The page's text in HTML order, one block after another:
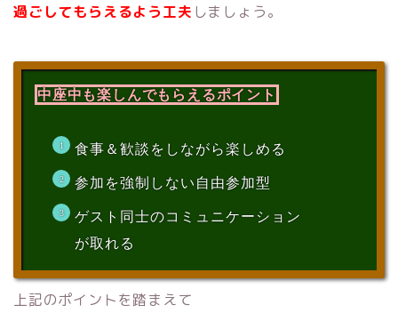
過ごしてもらえるよう工夫 しましょう。
中座中も楽しんでもらえるポイント
食事＆歓談をしながら楽しめる
参加を強制しない自由参加型
ゲスト同士のコミュニケーション
が取れる
上記のポイントを踏まえて